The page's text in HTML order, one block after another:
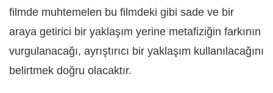
filmde muhtemelen bu filmdeki gibi sade ve bir
araya getirici bir yaklaşım yerine metafiziğin farkının
vurgulanacağı, ayrıştırıcı bir yaklaşım kullanılacağını
belirtmek doğru olacaktır.